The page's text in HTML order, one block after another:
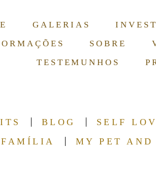
GALERIAS
SOBRE
TESTEMUNHOS
BLOG SELF
FAMÍLIA MY PET AND